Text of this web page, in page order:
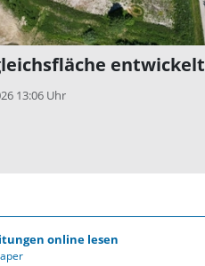
entwickelt
13:06 Uhr
online lesen